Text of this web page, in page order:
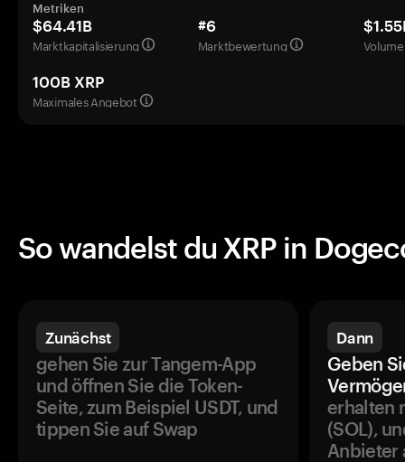
Metriken
$64.41B
Marktkapitalisierung
#6
Marktbewertung
100B XRP
Maximales Angebot
So wandelst du XRP in
Zunächst
gehen Sie zur Tangem-App
und öffnen Sie die Token-
Seite, zum Beispiel USDT, und
tippen Sie auf Swap
Dann
Geben
erhalten
(SOL),
Anbieter